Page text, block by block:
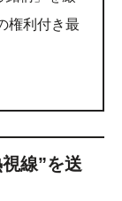
権利付き最
線”を送